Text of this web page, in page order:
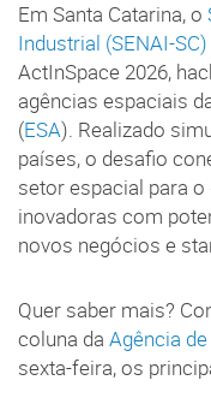
Em Santa Catarina, o
Industrial (SENAI-SC)
ActInSpace 2026,
agências espaciais
(ESA). Realizado
países, o desafio
setor espacial para
inovadoras com
novos negócios e
Quer saber mais?
coluna da Agência
sexta-feira, os